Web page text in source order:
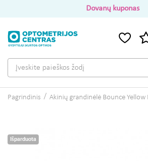
Dovanų kuponas
Pagrindinis Akinių grandinėlė Bounce Yellow
Išparduota